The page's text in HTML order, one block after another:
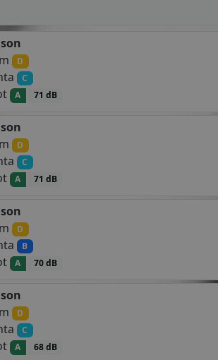
D
C
A 71 dB
D
C
A 71 dB
D
B
A 70 dB
D
C
A 68 dB